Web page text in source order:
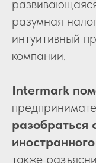
разумная
интуитивный
компании.
Intermark
разобраться
также